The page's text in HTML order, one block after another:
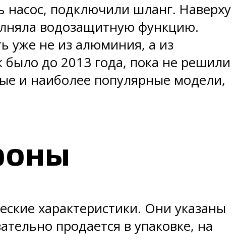
насос, подключили шланг. Наверху
водозащитную функцию.
уже не из алюминия, а из
было до 2013 года, пока не решили
и наиболее популярные модели,
характеристики. Они указаны
продается в упаковке, на